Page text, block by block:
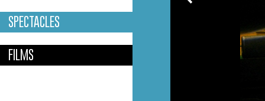
SPECTACLES
FILMS